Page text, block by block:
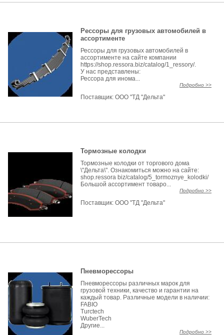
Рессоры для грузовых автомобилей в
ассортименте
Рессоры для грузовых автомобилей в
ассортименте на сайте компании
https://shop.ressora.biz/catalog/1_ressory/.
У нас представлены:
Рессора для инома...
Подробно >>
Поставщик:ООО "ТД "Дельта"
Тормозные колодки
Тормозные колодки от торгового дома
\"Дельта\". Ознакомиться можно на сайте:
shop.ressora biz/catalog/5_tormoznye_kolodki/
Большой ассортимент товаро...
Подробно >>
Поставщик:ООО "ТД "Дельта"
Пневморессоры
Пневморессоры различных марок для
грузовой техники, качество и гарантии на
каждый товар. Различные модели в наличии:
FABIO
Turctech
WuberTech
Другие...
Подробно >>